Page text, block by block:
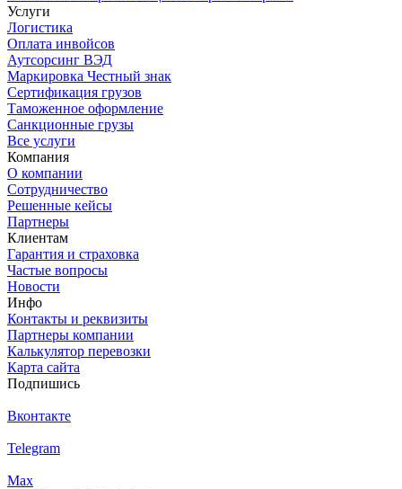
Услуги
Логистика
Оплата инвойсов
Аутсорсинг ВЭД
Маркировка Честный знак
Сертификация грузов
Таможенное оформление
Санкционные грузы
Все услуги
Компания
О компании
Сотрудничество
Решенные кейсы
Партнеры
Клиентам
Гарантия и страховка
Частые вопросы
Новости
Инфо
Контакты и реквизиты
Партнеры компании
Калькулятор перевозки
Карта сайта
Подпишись
Вконтакте
Telegram
Max